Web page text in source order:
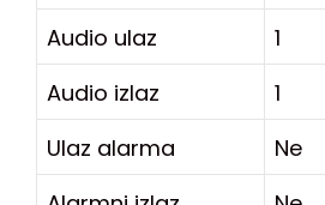
Audio ulaz
1
Audio izlaz
1
Ulaz alarma
Ne